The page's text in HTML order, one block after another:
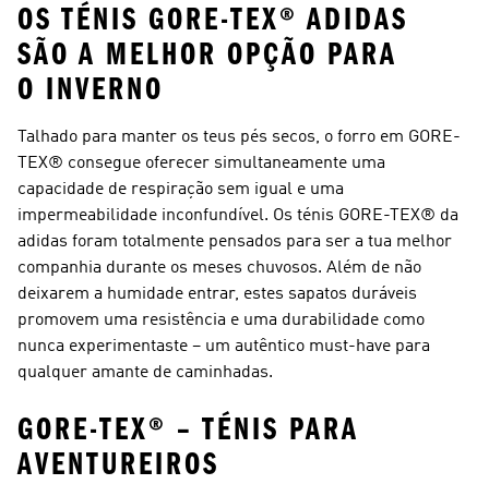
OS TÉNIS GORE-TEX® ADIDAS
SÃO A MELHOR OPÇÃO PARA
O INVERNO
Talhado para manter os teus pés secos, o forro em GORE-
TEX® consegue oferecer simultaneamente uma
capacidade de respiração sem igual e uma
impermeabilidade inconfundível. Os ténis GORE-TEX® da
adidas foram totalmente pensados para ser a tua melhor
companhia durante os meses chuvosos. Além de não
deixarem a humidade entrar, estes sapatos duráveis
promovem uma resistência e uma durabilidade como
nunca experimentaste – um autêntico must-have para
qualquer amante de caminhadas.
GORE-TEX® – TÉNIS PARA
AVENTUREIROS